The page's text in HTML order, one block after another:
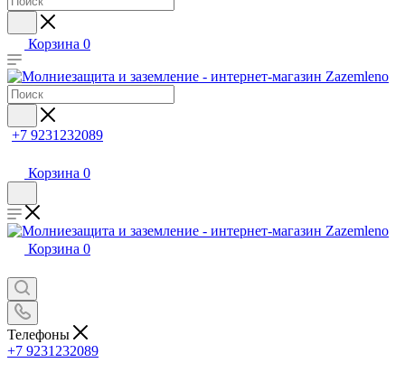
Корзина 0
+7 9231232089
Корзина 0
Корзина 0
Телефоны
+7 9231232089